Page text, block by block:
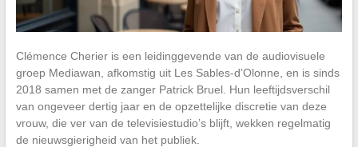
Clémence Cherier is een leidinggevende van de audiovisuele
groep Mediawan, afkomstig uit Les Sables-d’Olonne, en is sinds
2018 samen met de zanger Patrick Bruel. Hun leeftijdsverschil
van ongeveer dertig jaar en de opzettelijke discretie van deze
vrouw, die ver van de televisiestudio’s blijft, wekken regelmatig
de nieuwsgierigheid van het publiek.